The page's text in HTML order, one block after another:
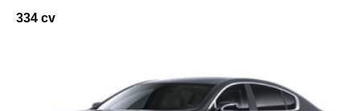
334 cv